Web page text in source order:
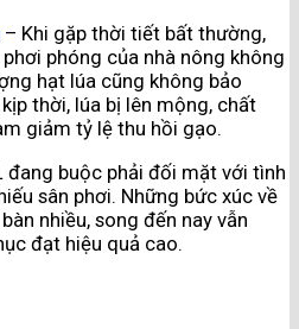
– Khi gặp thời tiết bất thường,
phóng của nhà nông không
hạt lúa cũng không bảo
thời, lúa bị lên mộng, chất
giảm tỷ lệ thu hồi gạo.
đang buộc phải đối mặt với tình
sân phơi. Những bức xúc về
nhiều, song đến nay vẫn
đạt hiệu quả cao.